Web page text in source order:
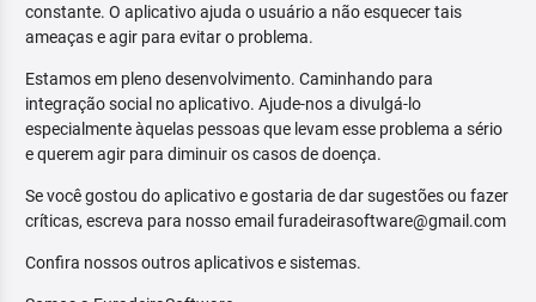
constante. O aplicativo ajuda o usuário a não esquecer tais
ameaças e agir para evitar o problema.
Estamos em pleno desenvolvimento. Caminhando para
integração social no aplicativo. Ajude-nos a divulgá-lo
especialmente àquelas pessoas que levam esse problema a sério
e querem agir para diminuir os casos de doença.
Se você gostou do aplicativo e gostaria de dar sugestões ou fazer
críticas, escreva para nosso email furadeirasoftware@gmail.com
Confira nossos outros aplicativos e sistemas.